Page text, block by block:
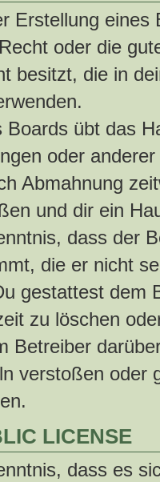
Erstellung
oder die
besitzt, die in
Boards übt das
oder
Abmahnung
und dir ein
dass der
die er nicht
gestattest dem
zu löschen
Betreiber
verstoßen oder
LICENSE
dass es